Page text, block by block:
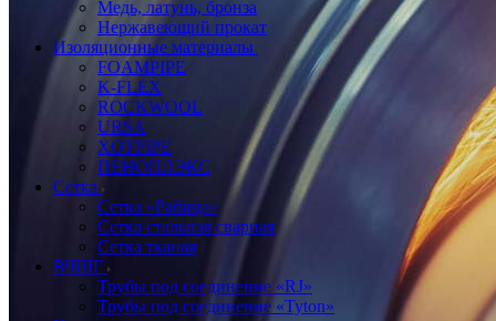
Медь, латунь, бронза
Нержавеющий прокат
Изоляционные материалы
FOAMPIPE
K-FLEX
ROCKWOOL
URSA
XOTPIPE
ПЕНОПЛЭКС
Сетка
Сетка «Рабица»
Сетка стальная сварная
Сетка тканая
ВЧШГ
Трубы под соединение «RJ»
Трубы под соединение «Tyton»